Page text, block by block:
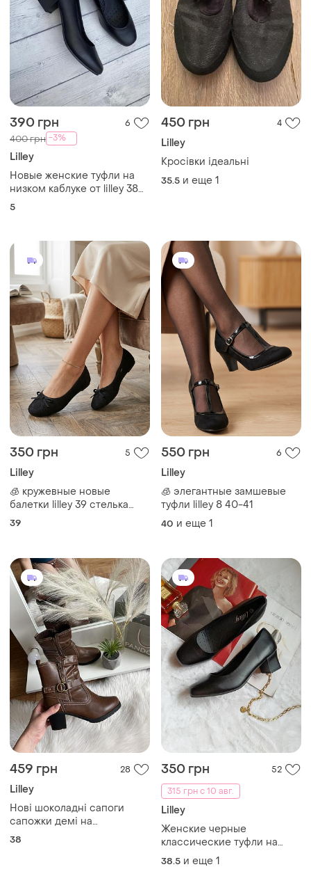
390 грн 6
400 грн -3%
Lilley
Новые женские туфли на
низком каблуке от lilley 38
размер (5)
5
450 грн 4
Lilley
Кросівки ідеальні
35.5 и еще 1
350 грн 5
Lilley
🧊 кружевные новые
балетки lilley 39 стелька
25см 8см
39
550 грн 6
Lilley
🧊 элегантные замшевые
туфли lilley 8 40-41
40 и еще 1
459 грн 28
Lilley
Нові шоколадні сапоги
сапожки демі на
невеликому каблуку чоботи
38
350 грн
52
315 грн с 10 авг.
Lilley
Женские черные
классические туфли на
низком кольца lilley
38.5 и еще 1